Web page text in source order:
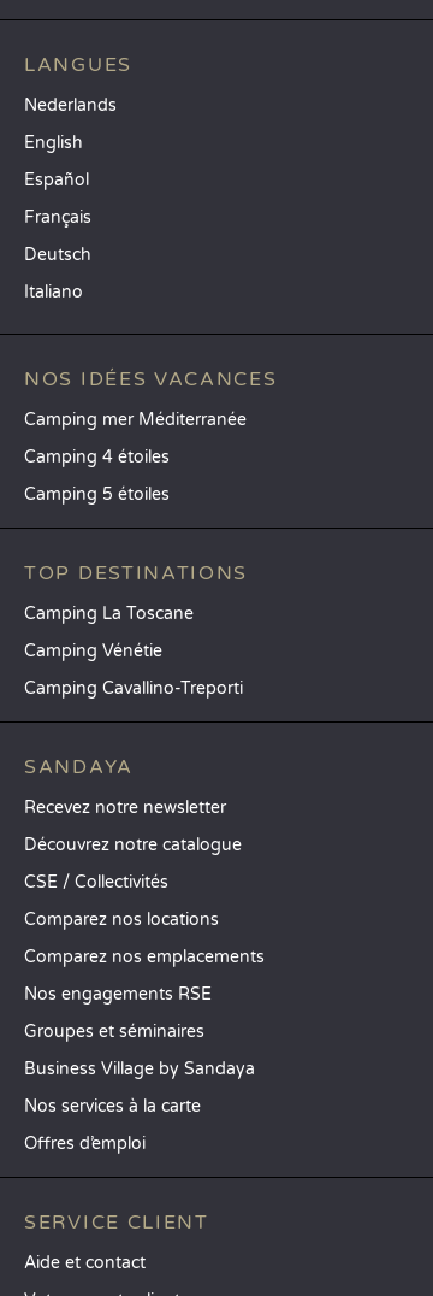
LANGUES
Nederlands
English
Español
Français
Deutsch
Italiano
NOS IDÉES VACANCES
Camping mer Méditerranée
Camping 4 étoiles
Camping 5 étoiles
TOP DESTINATIONS
Camping La Toscane
Camping Vénétie
Camping Cavallino-Treporti
SANDAYA
Recevez notre newsletter
Découvrez notre catalogue
CSE / Collectivités
Comparez nos locations
Comparez nos emplacements
Nos engagements RSE
Groupes et séminaires
Business Village by Sandaya
Nos services à la carte
Offres d’emploi
SERVICE CLIENT
Aide et contact